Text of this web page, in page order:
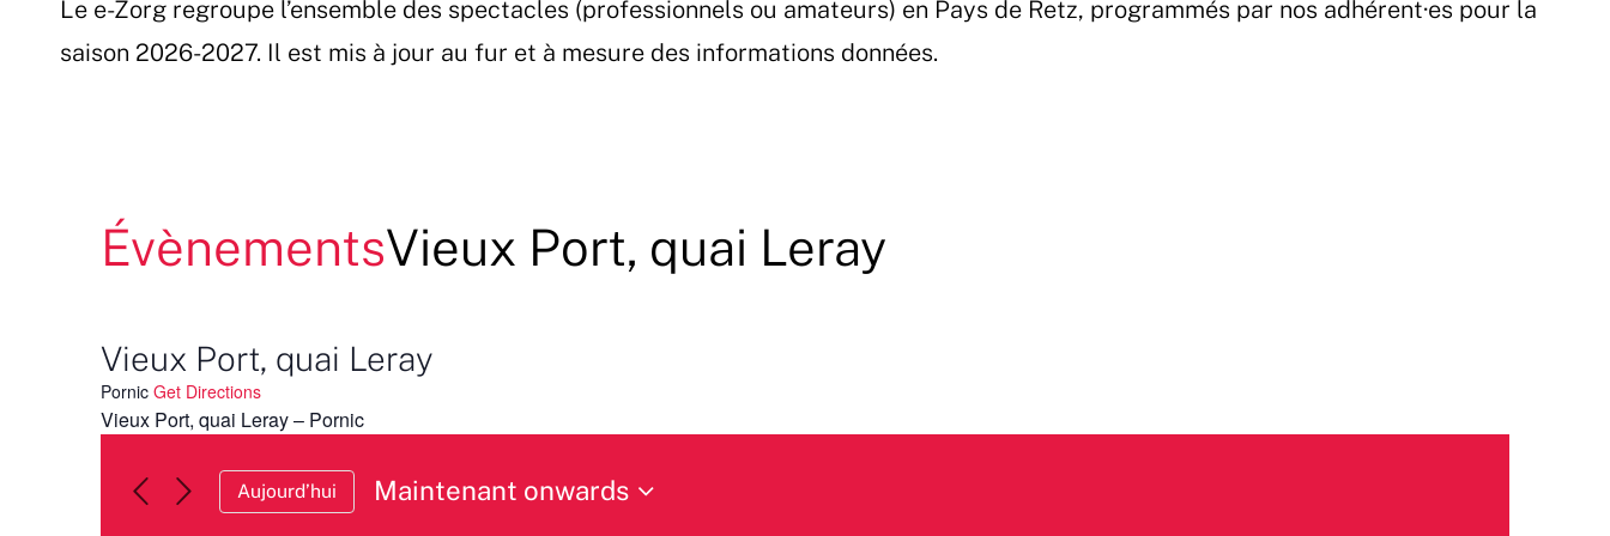
Le e-Zorg regroupe l’ensemble des spectacles (professionnels ou amateurs) en Pays de Retz, programmés par nos adhérent·es pour la
saison 2026-2027. Il est mis à jour au fur et à mesure des informations données.
ÉvènementsVieux Port, quai Leray
Vieux Port, quai Leray
Pornic Get Directions
Vieux Port, quai Leray – Pornic
Aujourd’hui
Maintenant onwards